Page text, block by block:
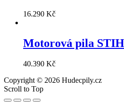
16.290 Kč
Motorová pila
40.390 Kč
Copyright © 2026 Hudecpily.cz
Scroll to Top